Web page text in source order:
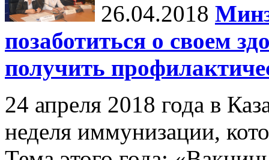
26.04.2018
позаботиться о своем
получить
24 апреля 2018 года в
неделя иммунизации,